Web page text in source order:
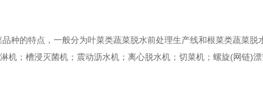
的特点，一般分为叶菜类蔬菜脱水前处理生产线和根菜类蔬菜脱
机；槽浸灭菌机；震动沥水机；离心脱水机；切菜机；螺旋(网链)